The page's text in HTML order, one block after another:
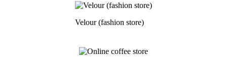
Velour (fashion store)